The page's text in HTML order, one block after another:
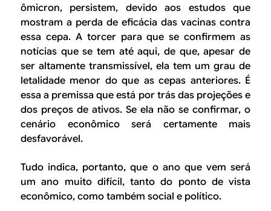
ômicron, persistem, devido aos estudos que
mostram a perda de eficácia das vacinas contra
essa cepa. A torcer para que se confirmem as
notícias que se tem até aqui, de que, apesar de
ser altamente transmissível, ela tem um grau de
letalidade menor do que as cepas anteriores. É
essa a premissa que está por trás das projeções e
dos preços de ativos. Se ela não se confirmar, o
cenário econômico será certamente mais
desfavorável.
Tudo indica, portanto, que o ano que vem será
um ano muito difícil, tanto do ponto de vista
econômico, como também social e político.